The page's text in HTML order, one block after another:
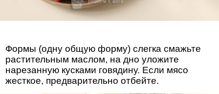
Формы (одну общую форму) слегка смажьте
растительным маслом, на дно уложите
нарезанную кусками говядину. Если мясо
жесткое, предварительно отбейте.